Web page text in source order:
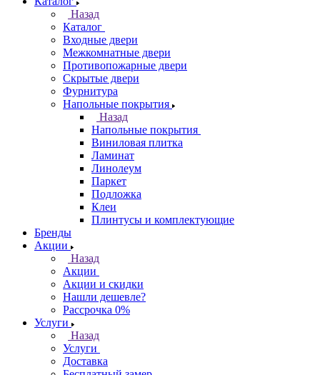
Назад
Каталог
Входные двери
Межкомнатные двери
Противопожарные двери
Скрытые двери
Фурнитура
Напольные покрытия
Назад
Напольные покрытия
Виниловая плитка
Ламинат
Линолеум
Паркет
Подложка
Клеи
Плинтусы и комплектующие
Бренды
Акции
Назад
Акции
Акции и скидки
Нашли дешевле?
Рассрочка 0%
Услуги
Назад
Услуги
Доставка